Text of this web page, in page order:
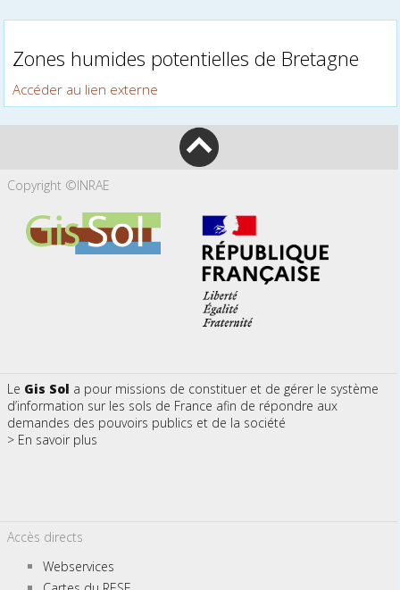
Zones humides potentielles de Bretagne
Accéder au lien externe
Copyright ©INRAE
Le Gis Sol a pour missions de constituer et de gérer le système
d’information sur les sols de France afin de répondre aux
demandes des pouvoirs publics et de la société
> En savoir plus
Accès directs
Webservices